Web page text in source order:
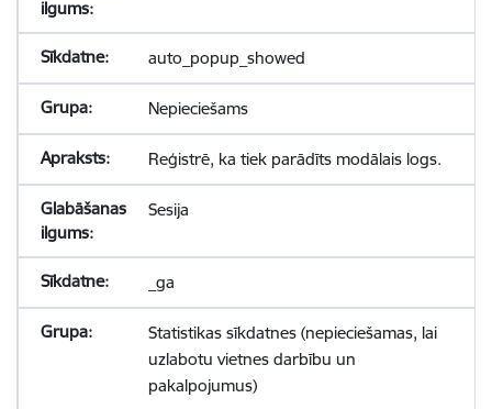
auto_popup_showed
Nepieciešams
Reģistrē, ka tiek parādīts modālais logs.
Sesija
_ga
Statistikas sīkdatnes (nepieciešamas, lai
uzlabotu vietnes darbību un
pakalpojumus)